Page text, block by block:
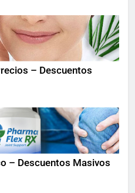
– Descuentos
– Descuentos Masivos